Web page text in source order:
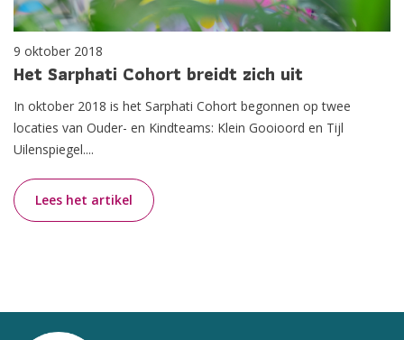
9 oktober 2018
Het Sarphati Cohort breidt zich uit
In oktober 2018 is het Sarphati Cohort begonnen op twee
locaties van Ouder- en Kindteams: Klein Gooioord en Tijl
Uilenspiegel....
Lees het artikel